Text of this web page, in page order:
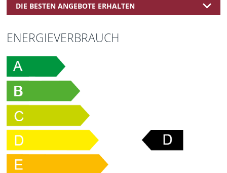
DIE BESTEN ANGEBOTE ERHALTEN
ENERGIEVERBRAUCH